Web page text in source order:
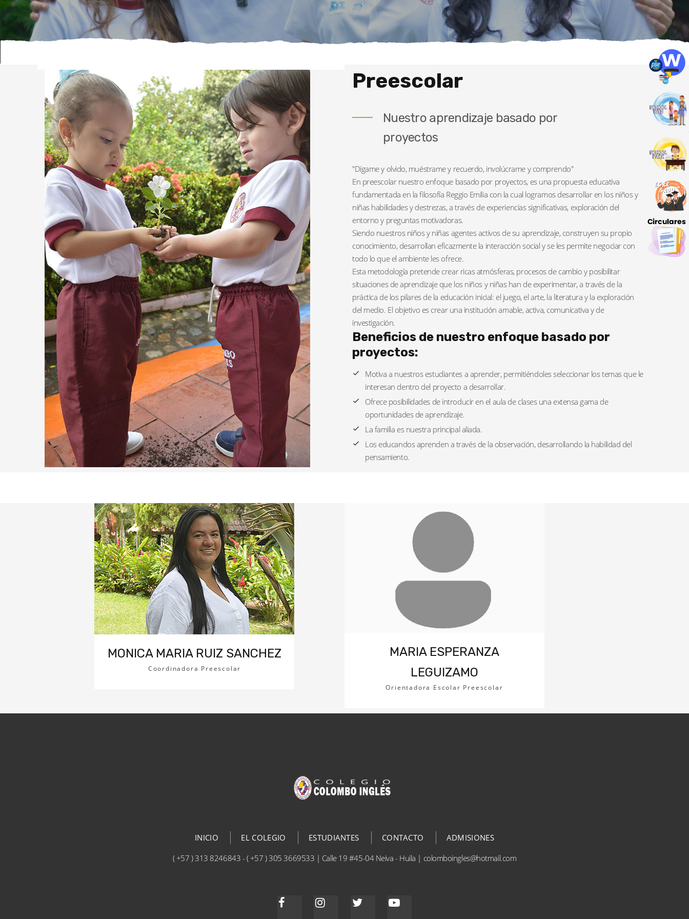
Preescolar
Nuestro aprendizaje basado por
proyectos
"Dígame y olvido, muéstrame y recuerdo, involúcrame y comprendo"
En preescolar nuestro enfoque basado por proyectos, es una propuesta educativa
fundamentada en la filosofía Reggio Emilia con la cual logramos desarrollar en los niños y
niñas habilidades y destrezas, a través de experiencias significativas, exploración del
entorno y preguntas motivadoras.
Siendo nuestros niños y niñas agentes activos de su aprendizaje, construyen su propio
conocimiento, desarrollan eficazmente la interacción social y se les permite negociar con
todo lo que el ambiente les ofrece.
Esta metodología pretende crear ricas atmósferas, procesos de cambio y posibilitar
situaciones de aprendizaje que los niños y niñas han de experimentar, a través de la
práctica de los pilares de la educación inicial: el juego, el arte, la literatura y la exploración
del medio. El objetivo es crear una institución amable, activa, comunicativa y de
investigación.
Beneficios de nuestro enfoque basado por
proyectos:
Motiva a nuestros estudiantes a aprender, permitiéndoles seleccionar los temas que le
interesan dentro del proyecto a desarrollar.
Ofrece posibilidades de introducir en el aula de clases una extensa gama de
oportunidades de aprendizaje.
La familia es nuestra principal aliada.
Los educandos aprenden a través de la observación, desarrollando la habilidad del
pensamiento.
MONICA MARIA RUIZ SANCHEZ
Coordinadora Preescolar
MARIA ESPERANZA
LEGUIZAMO
Orientadora Escolar Preescolar
INICIO EL COLEGIO ESTUDIANTES CONTACTO
ADMISIONES
( +57 ) 313 8246843 - ( +57 ) 305 3669533 | Calle 19 #45-04 Neiva - Huila | colomboingles@hotmail.com